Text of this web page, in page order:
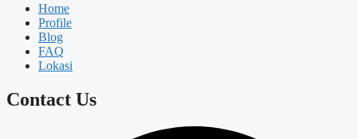
Home
Profile
Blog
FAQ
Lokasi
Contact Us